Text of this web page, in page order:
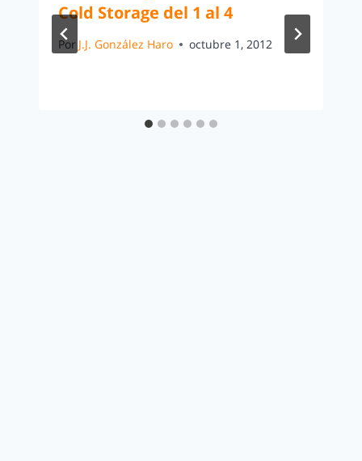
Cold Storage del 1 al 4
Por J.J. González Haro octubre 1, 2012